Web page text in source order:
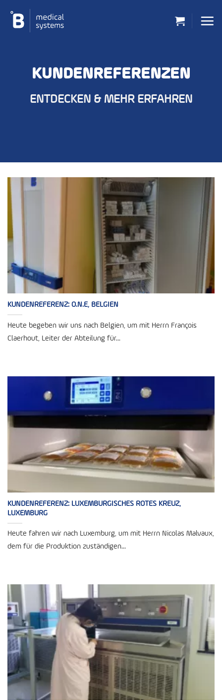
Inhalt
springen
KUNDENREFERENZEN
ENTDECKEN & MEHR ERFAHREN
KUNDENREFERENZ: O.N.E, BELGIEN
Heute begeben wir uns nach Belgien, um mit Herrn François
Claerhout, Leiter der Abteilung für...
KUNDENREFERENZ: LUXEMBURGISCHES ROTES KREUZ,
LUXEMBURG
Heute fahren wir nach Luxemburg, um mit Herrn Nicolas Malvaux,
dem für die Produktion zuständigen...